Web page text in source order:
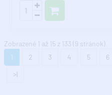
Zobrazené 1 až 15 z 133 (9 stránok)
1
2 3 4 5 6
>|